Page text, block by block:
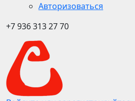
Авторизоваться
+7 936 313 27 70